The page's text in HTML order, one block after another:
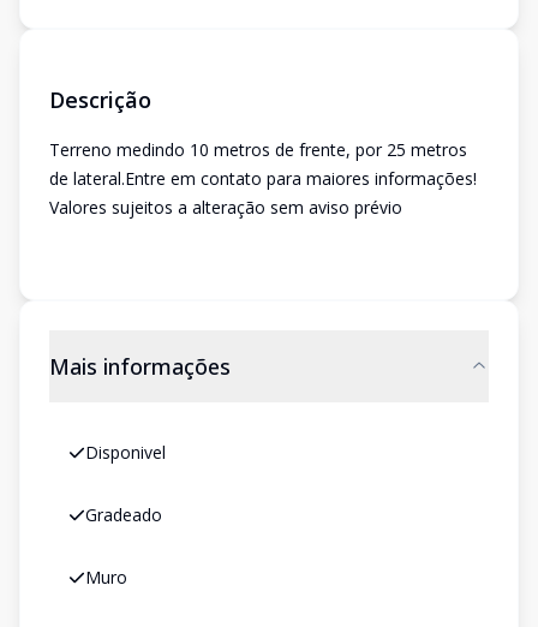
Descrição
Terreno medindo 10 metros de frente, por 25 metros
de lateral.Entre em contato para maiores informações!
Valores sujeitos a alteração sem aviso prévio
Mais informações
Disponivel
Gradeado
Muro